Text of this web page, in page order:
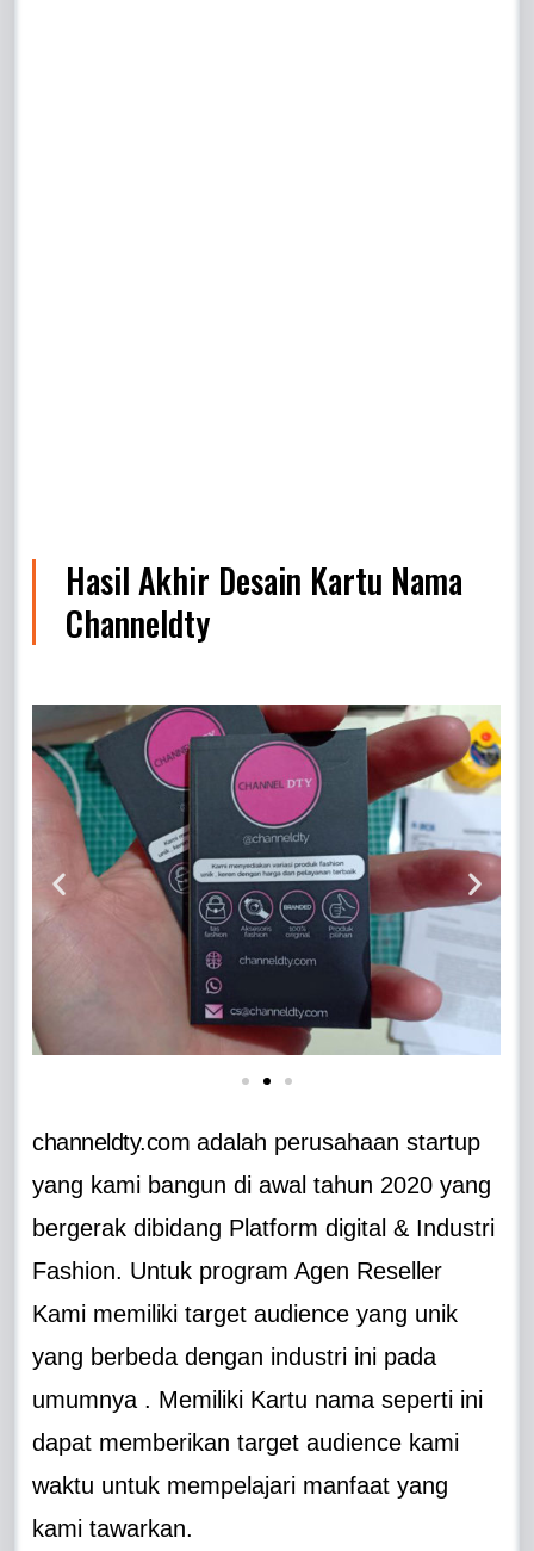
Hasil Akhir Desain Kartu Nama
Channeldty
channeldty.com adalah perusahaan startup
yang kami bangun di awal tahun 2020 yang
bergerak dibidang Platform digital & Industri
Fashion. Untuk program Agen Reseller
Kami memiliki target audience yang unik
yang berbeda dengan industri ini pada
umumnya . Memiliki Kartu nama seperti ini
dapat memberikan target audience kami
waktu untuk mempelajari manfaat yang
kami tawarkan.